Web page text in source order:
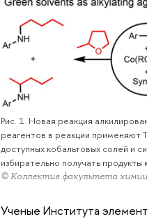
Рис. 1. Новая реакция
реагентов в реакции применяют
доступных кобальтовых солей и
избирательно получать
© Коллектив факультета
Ученые Института